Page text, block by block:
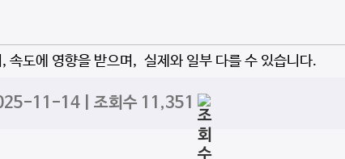
도에 영향을 받으며, 실제와 일부 다를 수 있습니다.
11-14 | 조회수 11,351